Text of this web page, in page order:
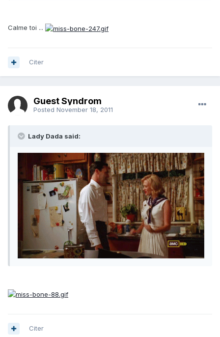
Calme toi ...
Citer
Guest Syndrom
Posted November 18, 2011
Lady Dada said:
Citer